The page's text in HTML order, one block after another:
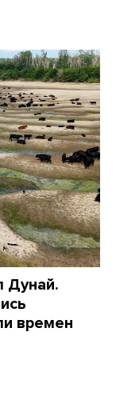
Дунай.
времен